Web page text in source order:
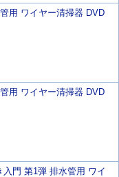
用 ワイヤー清掃器 DVD
用 ワイヤー清掃器 DVD
入門 第1弾 排水管用 ワイ